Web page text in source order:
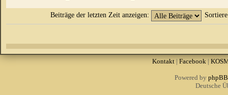
Beiträge der letzten Zeit anzeigen:
Kontakt|Facebook|
Powered by phpBB
Deutsche